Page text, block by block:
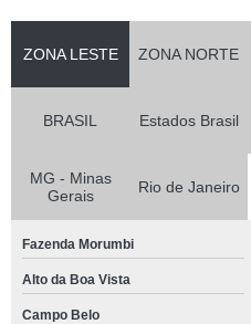
ZONA LESTE ZONA NORTE
BRASIL Estados Brasil
MG - Minas
Gerais
Rio de Janeiro
Fazenda Morumbi
Alto da Boa Vista
Campo Belo